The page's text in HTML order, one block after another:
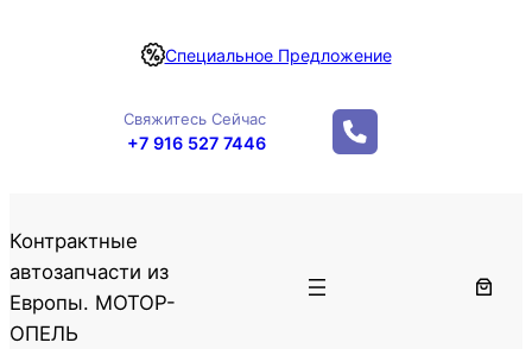
r
Специальное Предложение
Свяжитесь Сейчас
+7 916 527 7446
Контрактные
автозапчасти из
Европы. МОТОР-
ОПЕЛЬ